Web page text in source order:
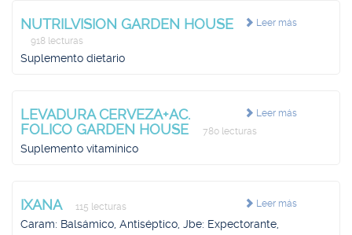
Leer más
NUTRILVISION GARDEN HOUSE
918 lecturas
Suplemento dietario
Leer más
LEVADURA CERVEZA+AC.
FOLICO GARDEN HOUSE
780 lecturas
Suplemento vitamínico
Leer más
IXANA 115 lecturas
Caram: Balsámico, Antiséptico, Jbe: Expectorante,